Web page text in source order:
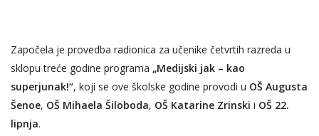
Započela je provedba radionica za učenike četvrtih razreda u
sklopu treće godine programa „Medijski jak – kao
superjunak!“, koji se ove školske godine provodi u OŠ Augusta
Šenoe, OŠ Mihaela Šiloboda, OŠ Katarine Zrinski i OŠ 22.
lipnja.